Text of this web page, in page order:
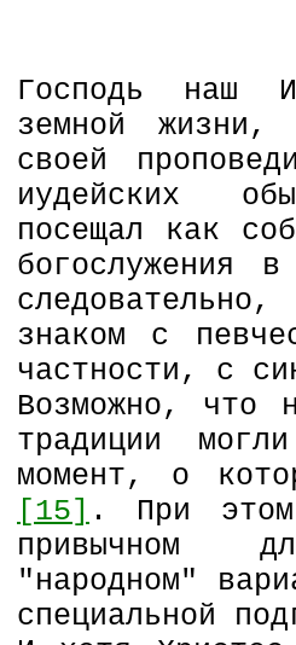
Господь наш
земной
своей
иудейских
посещал как
богослужения
знаком с
частности, с
Возможно, что
традиции
момент, о
[15] . При
привычном
"народном"
специальной